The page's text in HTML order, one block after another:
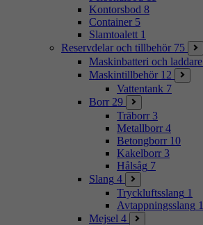
Kontorsbod 8
Container 5
Slamtoalett 1
Reservdelar och tillbehör 75
Maskinbatteri och laddare
Maskintillbehör 12
Vattentank 7
Borr 29
Träborr 3
Metallborr 4
Betongborr 10
Kakelborr 3
Hålsåg 7
Slang 4
Tryckluftsslang 1
Avtappningsslang 1
Mejsel 4